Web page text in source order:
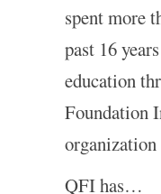
spent more
past 16
education
Foundation
QFI has…